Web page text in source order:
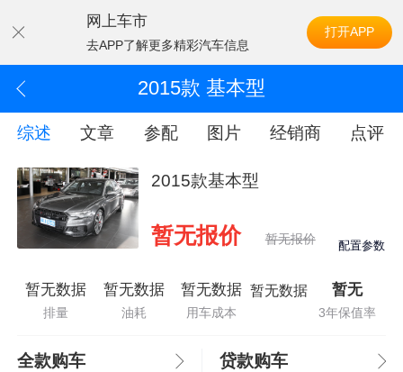
网上车市
去APP了解更多精彩汽车信息
打开APP
2015款 基本型
综述 文章 参配 图片 经销商 点评
2015款基本型
暂无报价 暂无报价 配置参数
暂无数据
排量
暂无数据
油耗
暂无数据
用车成本
暂无数据 暂无
3年保值率
全款购车 贷款购车